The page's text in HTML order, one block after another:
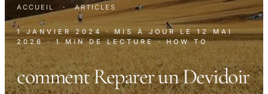
ACCUEIL · ARTICLES
1 JANVIER 2024 · MIS À JOUR LE12 MAI
2026 · 1 MIN DE LECTURE · HOW TO
comment Reparer un Devidoir